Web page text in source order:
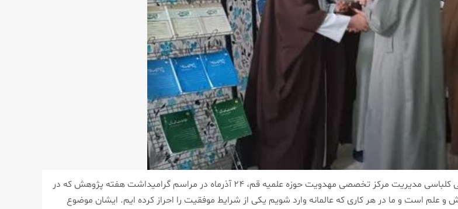
به گزارش واحد خبر مرکز تخصصی مهدویت، حجت الاسلام والمسلمین مجتبی کلباسی مدیریت مرکز تخصصی مهدویت حوزه علمیه قم، ۲۴ آذرماه در مراسم گرامیداشت هفته پژوهش که در
است و ما در هر کاری که عالمانه وارد شویم یکی از شرایط موفقیت را احراز کرده ایم. ایشان موضوع